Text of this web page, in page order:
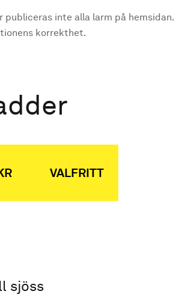
inte alla larm på hemsidan.
korrekthet.
VALFRITT
sjöss